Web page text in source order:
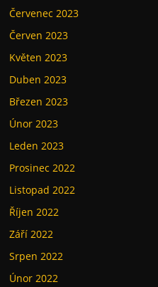
Červenec 2023
Červen 2023
Květen 2023
Duben 2023
Březen 2023
Únor 2023
Leden 2023
Prosinec 2022
Listopad 2022
Říjen 2022
Září 2022
Srpen 2022
Únor 2022